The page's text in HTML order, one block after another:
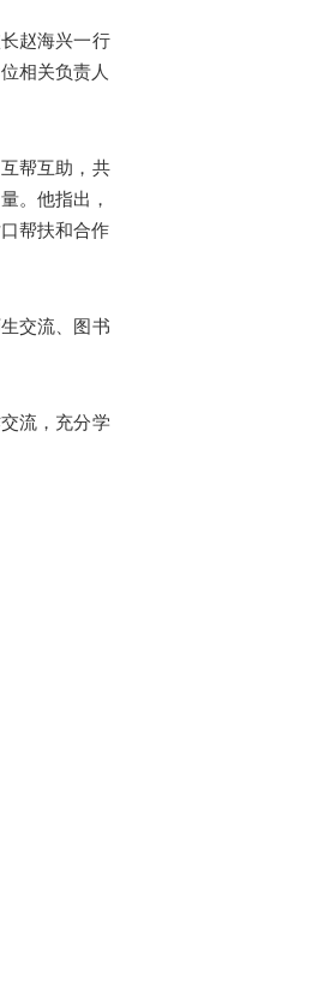
赵海兴一行
相关负责人
帮互助，共
。他指出，
帮扶和合作
交流、图书
流，充分学